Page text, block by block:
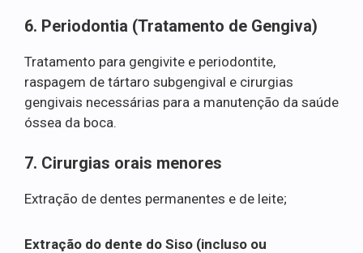
6. Periodontia (Tratamento de Gengiva)
Tratamento para gengivite e periodontite,
raspagem de tártaro subgengival e cirurgias
gengivais necessárias para a manutenção da saúde
óssea da boca.
7. Cirurgias orais menores
Extração de dentes permanentes e de leite;
Extração do dente do Siso (incluso ou